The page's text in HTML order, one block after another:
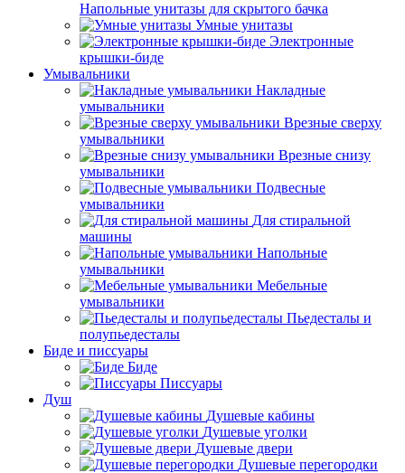
Напольные унитазы для скрытого бачка
Умные унитазы
Электронные
крышки-биде
Умывальники
Накладные
умывальники
Врезные сверху
умывальники
Врезные снизу
умывальники
Подвесные
умывальники
Для стиральной
машины
Напольные
умывальники
Мебельные
умывальники
Пьедесталы и
полупьедесталы
Биде и писсуары
Биде
Писсуары
Душ
Душевые кабины
Душевые уголки
Душевые двери
Душевые перегородки